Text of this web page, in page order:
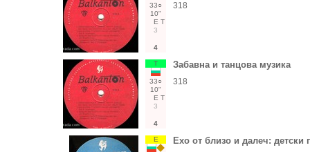
33○
10"
Е Т
3
4
318
Т
33○
10"
Е Т
3
4
Забавна и танцова музика
318
Е Ехо от близо и далеч: детски